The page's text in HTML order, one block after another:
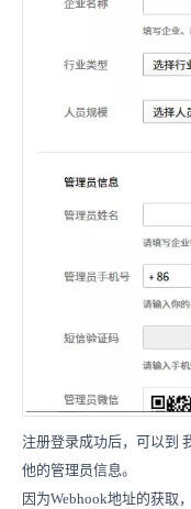
注册登录成功后，可以到
他的管理员信息。
因为Webhook地址的获取